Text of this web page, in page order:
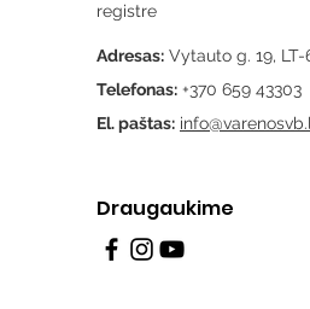
registre
Adresas: Vytauto g. 19, LT-
Telefonas: +370 659 43303
El. paštas:
Draugaukime